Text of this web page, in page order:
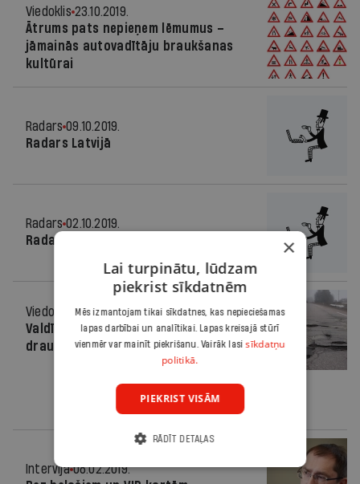
Viedoklis 23.10.2019.
Ātrums pats nepieņem lēmumus –
jāmainās autovadītāju braukšanas
kultūrai
Radars 09.10.2019.
Radars Latvijā
Radars 02.10.2019.
Radars Latvijā
Viedoklis
20.09.2019.
Valdībai jānovērš ceļu būves nozarē
draudošā katastrofa
Intervija 08.02.2019.
×
Lai turpinātu, lūdzam
piekrist sīkdatnēm
Mēs izmantojam tikai sīkdatnes, kas nepieciešamas
lapas darbībai un analītikai. Lapas kreisajā stūrī
vienmēr var mainīt piekrišanu. Vairāk lasisīkdatņu
politikā.
PIEKRIST VISĀM
RĀDĪT DETAĻAS